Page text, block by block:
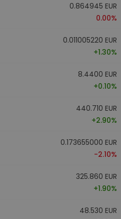
0.864945 EUR
0.00%
0.011005220 EUR
+1.30%
8.4400 EUR
+0.10%
440.710 EUR
+2.90%
0.173655000 EUR
-2.10%
325.860 EUR
+1.90%
48.530 EUR